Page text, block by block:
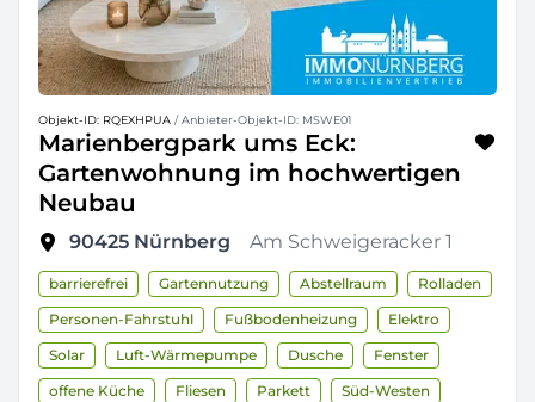
Objekt-ID: RQEXHPUA / Anbieter-Objekt-ID: MSWE01
Marienbergpark ums Eck:
Gartenwohnung im hochwertigen
Neubau
90425 Nürnberg Am Schweigeracker 1
barrierefrei Gartennutzung Abstellraum
Rolladen
Personen-Fahrstuhl
Fußbodenheizung
Elektro
Solar
Luft-Wärmepumpe Dusche
Fenster
offene Küche
Fliesen Parkett
Süd-Westen